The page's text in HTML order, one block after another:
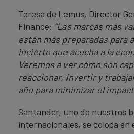
Teresa de Lemus, Director
Finance: “Las marcas más
están más preparadas para
incierto que acecha a la
Veremos a ver cómo son
reaccionar, invertir y
año para minimizar el
Santander, uno de nuestros
internacionales, se coloca en